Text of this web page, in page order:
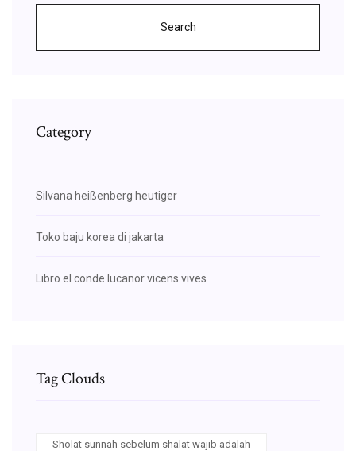
Search
Category
Silvana heißenberg heutiger
Toko baju korea di jakarta
Libro el conde lucanor vicens vives
Tag Clouds
Sholat sunnah sebelum shalat wajib adalah